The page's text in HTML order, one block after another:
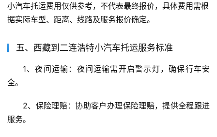
小汽车托运费用仅供参考，不代表最终报价，具体费用需根
据实际车型、距离、线路及服务报价确定。
五、西藏到二连浩特小汽车托运服务标准
1、夜间运输：夜间运输需开启警示灯，确保行车安
全。
2、保险理赔：协助客户办理保险理赔，提供全程跟进
服务。